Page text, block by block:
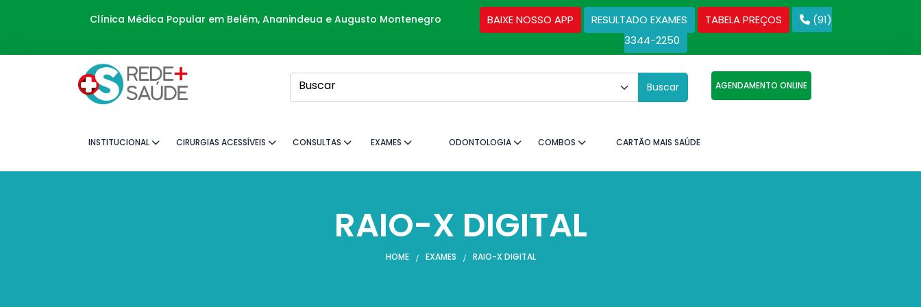
Clínica Médica Popular em Belém, Ananindeua e Augusto Montenegro BAIXE NOSSO APP RESULTADO EXAMES TABELA PREÇOS
(91)
3344-2250
Buscar Buscar AGENDAMENTO ONLINE
INSTITUCIONAL CIRURGIAS ACESSÍVEIS CONSULTAS EXAMES ODONTOLOGIA COMBOS CARTÃO MAIS SAÚDE
RAIO-X DIGITAL
HOME EXAMES RAIO-X DIGITAL